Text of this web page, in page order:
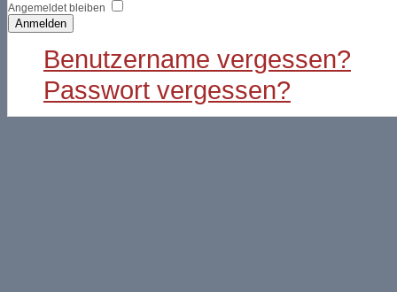
Angemeldet bleiben
Anmelden
Benutzername vergessen?
Passwort vergessen?